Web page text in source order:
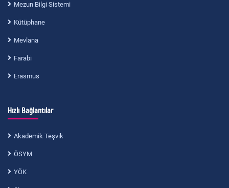
Mezun Bilgi Sistemi
Kütüphane
Mevlana
Farabi
Erasmus
Hızlı Bağlantılar
Akademik Teşvik
ÖSYM
YÖK